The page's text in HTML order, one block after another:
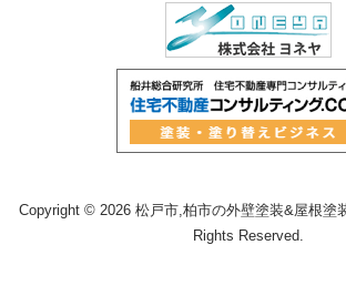
Copyright © 2026 松戸市,柏市の外壁塗装&屋根塗
Rights Reserved.